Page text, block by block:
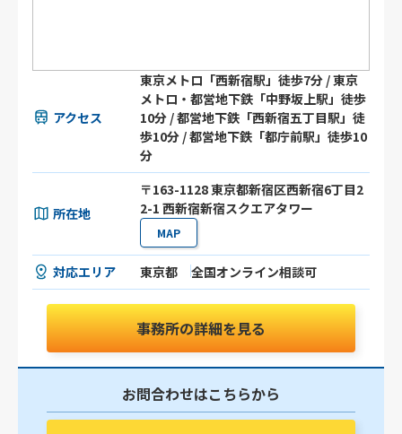
アクセス
東京メトロ「西新宿駅」徒歩7分 / 東京
メトロ・都営地下鉄「中野坂上駅」徒歩
10分 / 都営地下鉄「西新宿五丁目駅」徒
歩10分 / 都営地下鉄「都庁前駅」徒歩10
分
所在地
〒163-1128 東京都新宿区西新宿6丁目2
2-1 西新宿新宿スクエアタワー
MAP
対応エリア 東京都 全国オンライン相談可
事務所の詳細を見る
お問合わせはこちらから